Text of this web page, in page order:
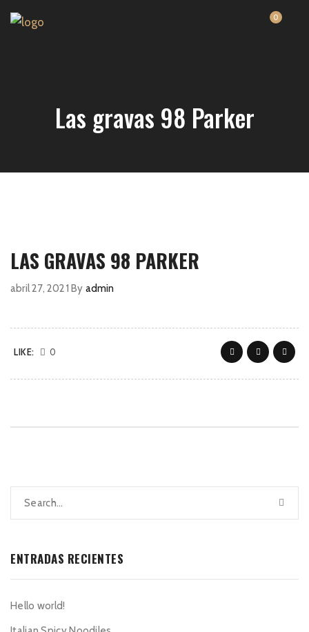
0
Las gravas 98 Parker
LAS GRAVAS 98 PARKER
abril 27, 2021 By admin
LIKE: 0
ENTRADAS RECIENTES
Hello world!